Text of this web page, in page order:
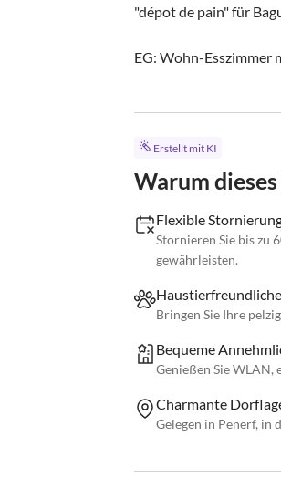
"dépot de pain" für
EG: Wohn-Esszimmer
Erstellt mit KI
Warum
Flexible
Stornieren Sie bis zu
gewährleisten.
Bringen Sie Ihre
Bequeme
Genießen Sie WLAN,
Charmante
Gelegen in Penerf, in